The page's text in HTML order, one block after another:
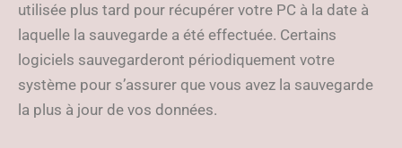
utilisée plus tard pour récupérer votre PC à la date à
laquelle la sauvegarde a été effectuée. Certains
logiciels sauvegarderont périodiquement votre
système pour s’assurer que vous avez la sauvegarde
la plus à jour de vos données.